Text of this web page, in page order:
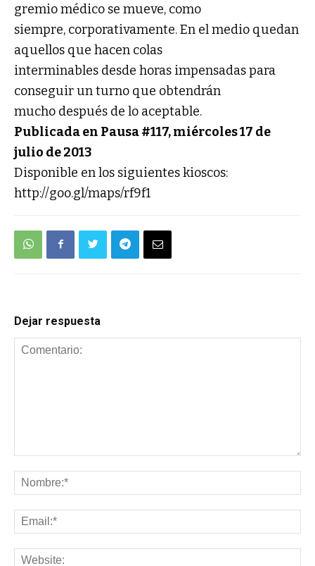
gremio médico se mueve, como
siempre, corporativamente. En el medio quedan
aquellos que hacen colas
interminables desde horas impensadas para
conseguir un turno que obtendrán
mucho después de lo aceptable.
Publicada en Pausa #117, miércoles 17 de
julio de 2013
Disponible en los siguientes kioscos:
http://goo.gl/maps/rf9f1
Dejar respuesta